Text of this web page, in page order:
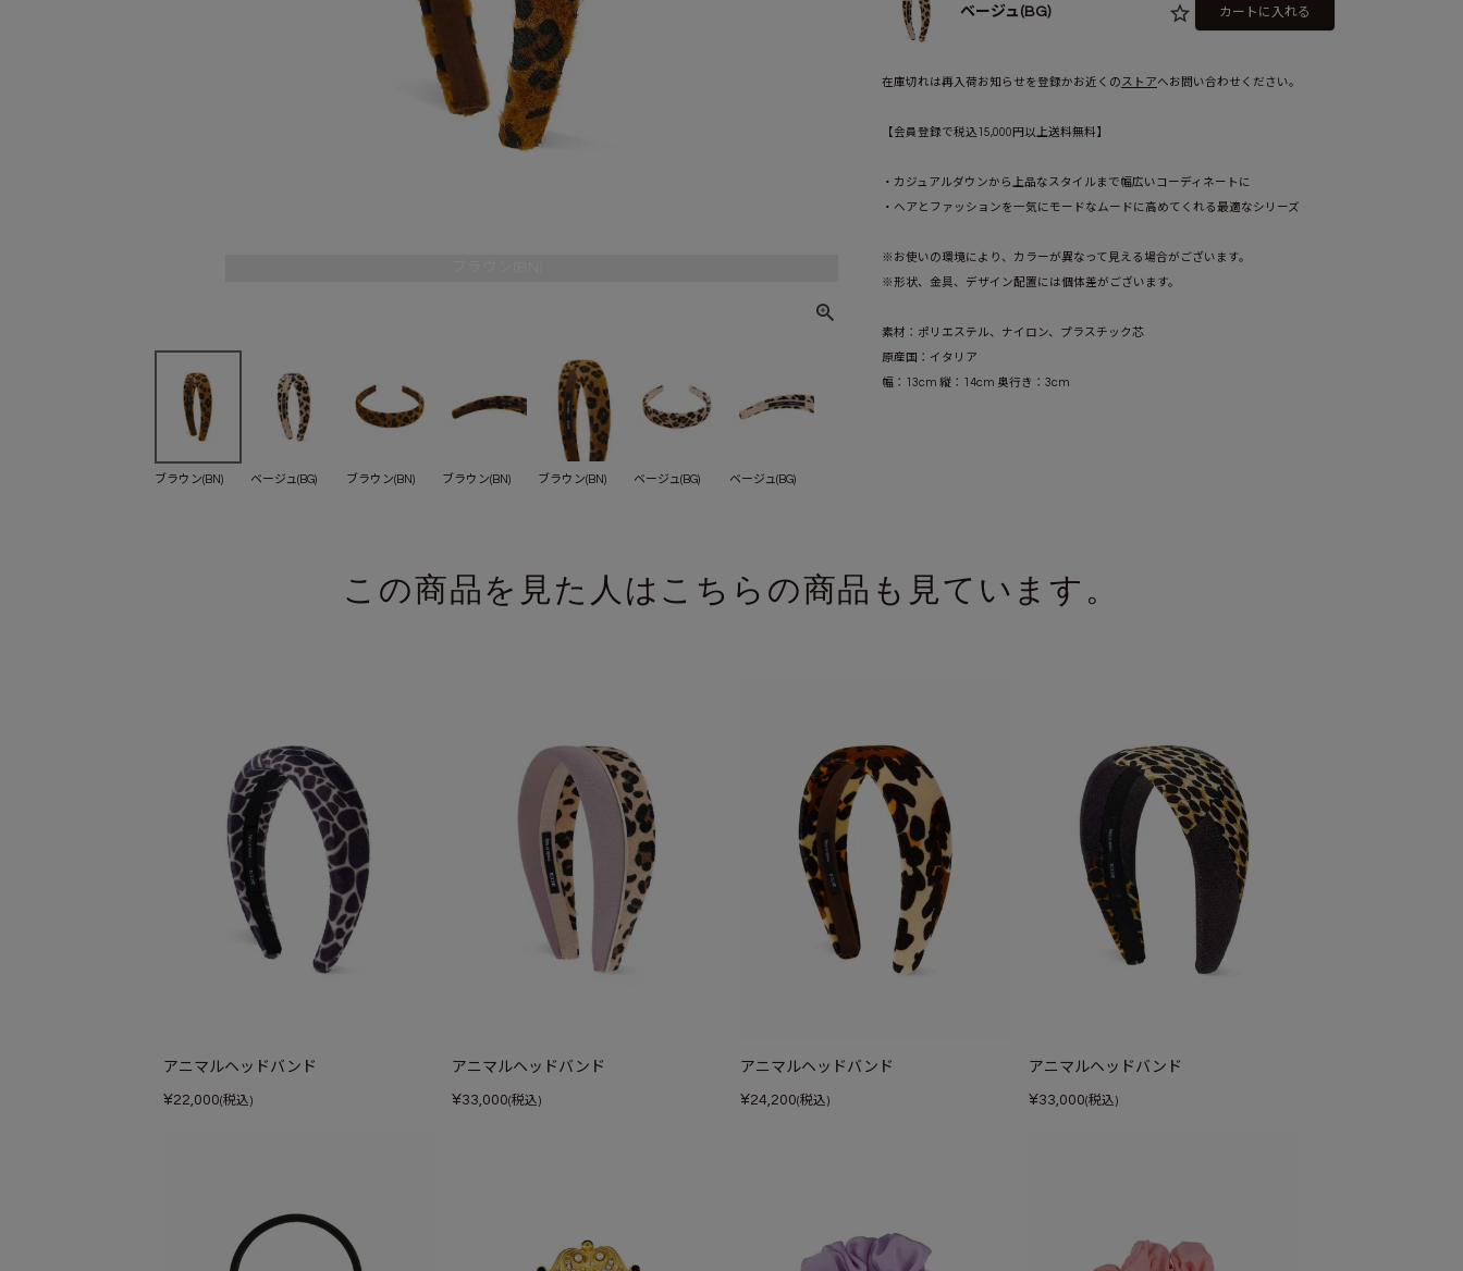
ブラウン(BN) ベージュ(BG) ブラウン(BN) ブラウン(BN) ブラウン(BN) ベージュ(BG) ベージュ(BG)
ベージュ(BG) カートに入れる
在庫切れは再入荷お知らせを登録かお近くの ストアへお問い合わせください。
【会員登録で税込15,000円以上送料無料】
・カジュアルダウンから上品なスタイルまで幅広いコーディネートに
・ヘアとファッションを一気にモードなムードに高めてくれる最適なシリーズ
※お使いの環境により、カラーが異なって見える場合がございます。
※形状、金具、デザイン配置には個体差がございます。
素材：ポリエステル、ナイロン、プラスチック芯
原産国：イタリア
幅：13cm 縦：14cm 奥行き：3cm
この商品を見た人はこちらの商品も見ています。
アニマルヘッドバンド
¥22,000(税込)
アニマルヘッドバンド
¥33,000(税込)
アニマルヘッドバンド
¥24,200(税込)
アニマルヘッドバンド
¥33,000(税込)